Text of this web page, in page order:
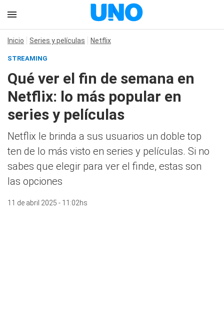
Inicio Series y películas Netflix
STREAMING
Qué ver el fin de semana en
Netflix: lo más popular en
series y películas
Netflix le brinda a sus usuarios un doble top
ten de lo más visto en series y películas. Si no
sabes que elegir para ver el finde, estas son
las opciones
11 de abril 2025 - 11:02hs